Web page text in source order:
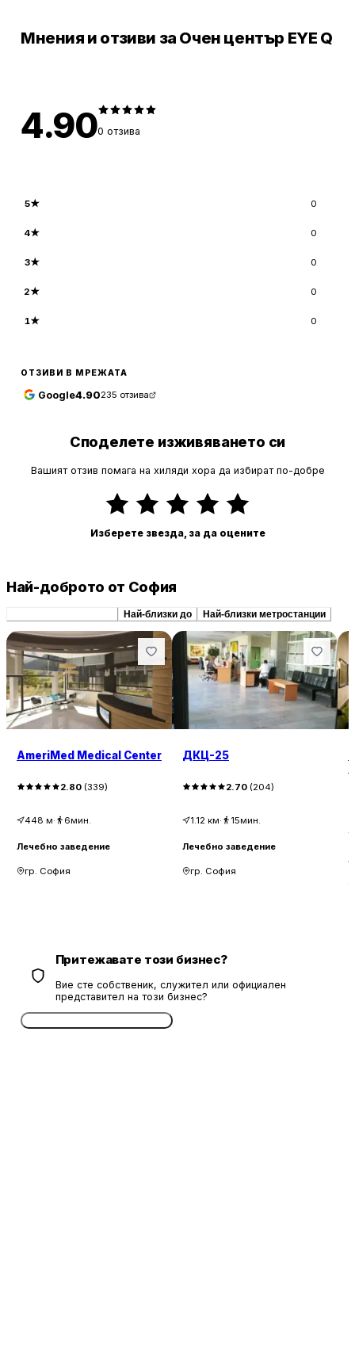
Мнения и отзиви за Очен център EYE Q
4.900 отзива
5★ 0
4★ 0
3★ 0
2★ 0
1★ 0
ОТЗИВИ В МРЕЖАТА
Google4.90235 отзива
Споделете изживяването си
Вашият отзив помага на хиляди хора да избират по-добре
Изберете звезда, за да оцените
Най-доброто от София
Най-близки до Най-близки метростанции
AmeriMed Medical Center
2.80 (339)
448 м· 6мин.
Лечебно заведение
гр. София
ДКЦ-25
2.70 (204)
1.12 км· 15мин.
Лечебно заведение
гр. София
Притежавате този бизнес?
Вие сте собственик, служител или официален
представител на този бизнес?